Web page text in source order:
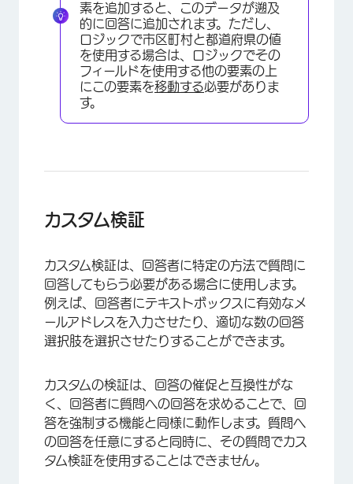
×
×
×
素を追加すると、このデータが遡及
的に回答に追加されます。ただし、
ロジックで市区町村と都道府県の値
を使用する場合は、ロジックでその
フィールドを使用する他の要素の上
にこの要素を移動する必要がありま
す。
カスタム検証
カスタム検証は、回答者に特定の方法で質問に
回答してもらう必要がある場合に使用します。
例えば、回答者にテキストボックスに有効なメ
ールアドレスを入力させたり、適切な数の回答
選択肢を選択させたりすることができます。
カスタムの検証は、回答の催促と互換性がな
く、回答者に質問への回答を求めることで、回
答を強制する機能と同様に動作します。質問へ
の回答を任意にすると同時に、その質問でカス
タム検証を使用することはできません。